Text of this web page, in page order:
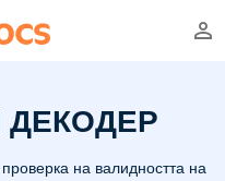
ДЕКОДЕР
на валидността на